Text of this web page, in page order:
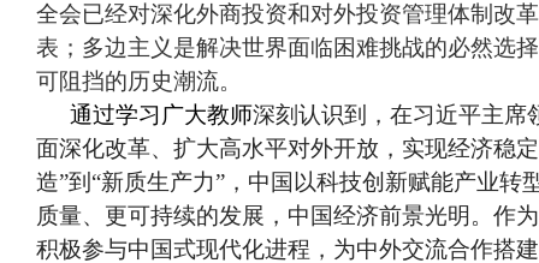
全会已经对深化外商投资和对外投资管理体制改
表；多边主义是解决世界面临困难挑战的必然选
可阻挡的历史潮流。
通过学习广大教师深刻认识到，在习近平主席
面深化改革、扩大高水平对外开放，实现经济稳
造”到“新质生产力”，中国以科技创新赋能产业转
质量、更可持续的发展，中国经济前景光明。作
积极参与中国式现代化进程，为中外交流合作搭